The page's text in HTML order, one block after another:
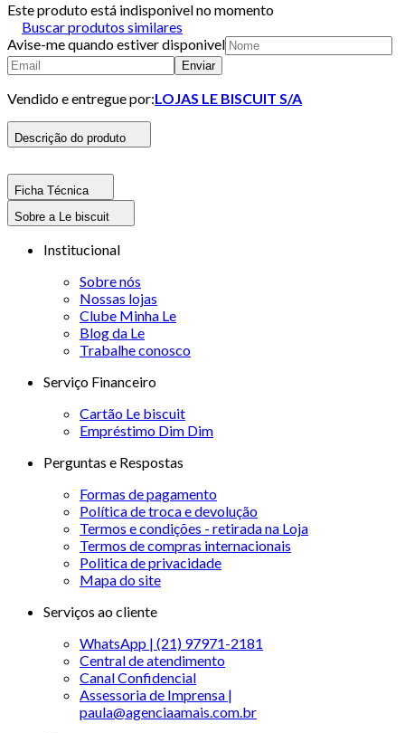
Este produto está indisponivel no momento
Buscar produtos similares
Avise-me quando estiver disponivel
Enviar
Vendido e entregue por:LOJAS LE BISCUIT S/A
Descrição do produto
Ficha Técnica
Sobre a Le biscuit
Institucional
Sobre nós
Nossas lojas
Clube Minha Le
Blog da Le
Trabalhe conosco
Serviço Financeiro
Cartão Le biscuit
Empréstimo Dim Dim
Perguntas e Respostas
Formas de pagamento
Política de troca e devolução
Termos e condições - retirada na Loja
Termos de compras internacionais
Politica de privacidade
Mapa do site
Serviços ao cliente
WhatsApp | (21) 97971-2181
Central de atendimento
Canal Confidencial
Assessoria de Imprensa |
paula@agenciaamais.com.br